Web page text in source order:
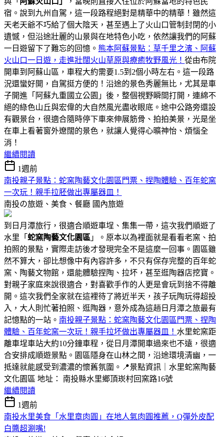
宿。說到九州自駕，這一段路程絕對是精華中的精華！雖然這
天老天爺不巧給了個大陰天，甚至遇上了火山口管制封閉的小
遺憾，但沿途壯麗的山景與在地特色小吃，依然讓我們的阿蘇
一日遊留下了難忘的回憶。 熊本阿蘇景點：草千里之濱、阿蘇
火山口一日遊，走進壯闊火山草原與療癒牧野風光！ 從由布院
開車到阿蘇山區，車程大約需要1.5到2個小時左右。這一段路
況還蠻好開，自駕挺方便的！沿途的景色秀麗無比，尤其是車
子開進「阿蘇九重國立公園」後，整個視野瞬間打開，連綿不
絕的綠色山丘與宏偉的大自然風光盡收眼底。途中公路旁還設
有觀景台，很適合隨時停下車來伸展筋骨、拍拍美景，光是坐
在車上看著窗外遼闊的景色，就讓人覺得心曠神怡、煩惱全
消！
繼續閱讀
1週前
南投親子景點：蛇窯陶藝文化園區門票、捏陶體驗、百年蛇窯
一次玩！親手拉胚做出專屬器皿！
南投の旅遊、美食、餐廳 國內旅遊
到日月潭旅行，很適合順遊車埕、集集一帶，這次我們順遊了
水里「 蛇窯陶藝文化園區 」。原本以為裡面就是看看老窯、拍
拍照的景點，實際走訪後才發現完全不是這麼一回事。園區雖
然不算大，卻比想像中有內容許多，不只有保存完整的百年蛇
窯、陶藝文物館，還能體驗捏陶、拉坏，甚至逛陶器店挖寶。
對親子家庭來說很適合，對喜歡手作的人更是會玩到捨不得離
開。這次我們全家就在這裡待了將近半天，孩子玩陶玩得超投
入，大人則忙著拍照、逛陶器，意外成為這趟日月潭之旅最有
記憶點的一站。 南投親子景點：蛇窯陶藝文化園區門票、捏陶
體驗、百年蛇窯一次玩！親手拉坏做出專屬器皿！ 水里蛇窯距
離車埕車站大約10分鐘車程，從日月潭開車過來也不遠，很適
合安排成順遊景點。園區隱身在山林之間，沿途環境清幽，一
抵達就能感受到濃濃的懷舊氛圍。📍景點資訊｜水里蛇窯陶藝
文化園區 地址： 南投縣水里鄉頂崁村回窯路16號
繼續閱讀
1週前
南投水里美食「水里章肉圓」在地人氣肉圓推薦，Q彈外皮配
白醬超涮嘴!